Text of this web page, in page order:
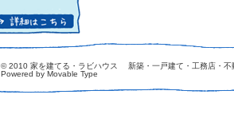
© 2010 家を建てる・ラビハウス 新築・一戸建て・工務店・不
Powered by Movable Type